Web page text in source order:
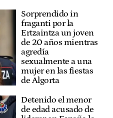
Sorprendido in
fraganti por la
Ertzaintza un joven
de 20 años mientras
agredía
sexualmente a una
mujer en las fiestas
de Algorta
Detenido el menor
de edad acusado de